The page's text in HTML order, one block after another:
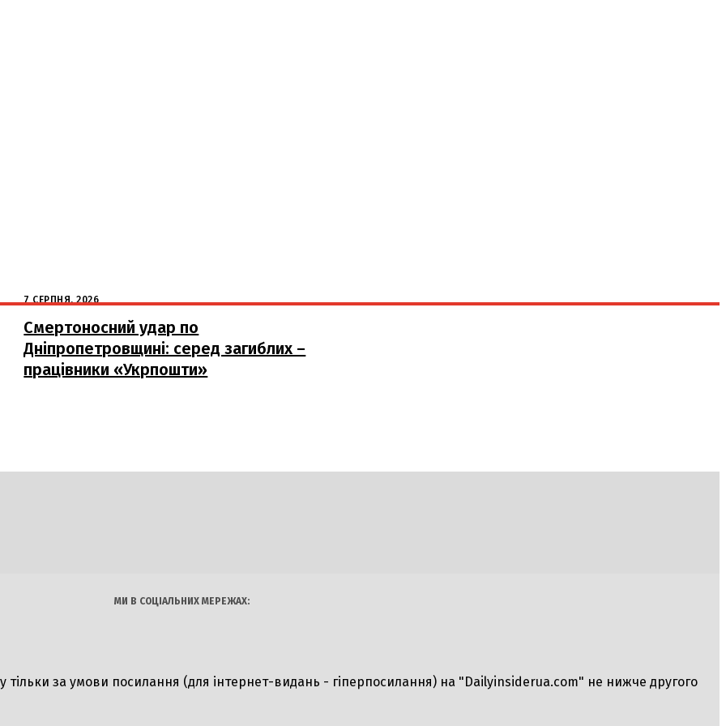
7 СЕРПНЯ, 2026
Смертоносний удар по
Дніпропетровщині: серед загиблих –
працівники «Укрпошти»
МИ В СОЦІАЛЬНИХ МЕРЕЖАХ:
тільки за умови посилання (для інтернет-видань - гіперпосилання) на "Dailyinsiderua.com" не нижче другого